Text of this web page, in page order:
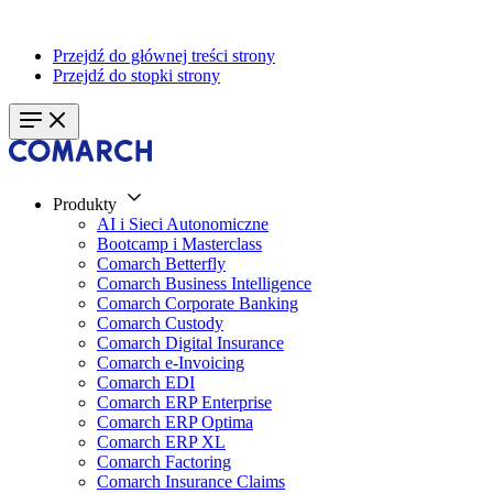
Przejdź do głównej treści strony
Przejdź do stopki strony
Produkty
AI i Sieci Autonomiczne
Bootcamp i Masterclass
Comarch Betterfly
Comarch Business Intelligence
Comarch Corporate Banking
Comarch Custody
Comarch Digital Insurance
Comarch e-Invoicing
Comarch EDI
Comarch ERP Enterprise
Comarch ERP Optima
Comarch ERP XL
Comarch Factoring
Comarch Insurance Claims